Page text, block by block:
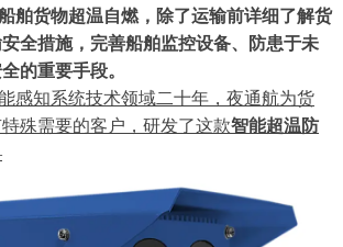
舶货物超温自燃，除了运输前详细了解货
全措施，完善船舶监控设备、防患于未
的重要手段。
感知系统技术领域二十年，夜通航为货
殊需要的客户，研发了这款智能超温防